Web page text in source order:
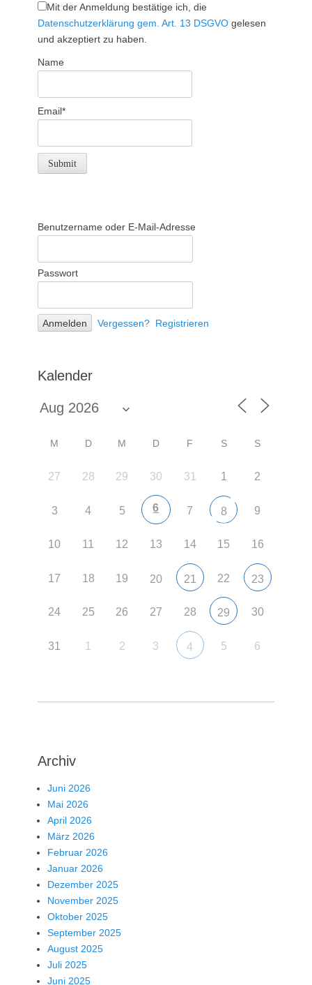
Mit der Anmeldung bestätige ich, die
Datenschutzerklärung gem. Art. 13 DSGVO gelesen
und akzeptiert zu haben.
Name
Email*
Benutzername oder E-Mail-Adresse
Passwort
Vergessen? Registrieren
Kalender
M D M D F S S
27 28 29 30 31 1 2
3 4 5 6 7 8 9
10 11 12 13 14 15 16
17 18 19 20 21 22 23
24 25 26 27 28 29 30
31 1 2 3 4 5 6
Archiv
Juni 2026
Mai 2026
April 2026
März 2026
Februar 2026
Januar 2026
Dezember 2025
November 2025
Oktober 2025
September 2025
August 2025
Juli 2025
Juni 2025